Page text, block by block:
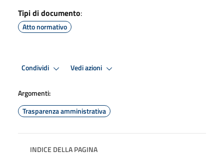
Tipi di documento:
Atto normativo
Condividi Vedi azioni
Argomenti:
Trasparenza amministrativa
INDICE DELLA PAGINA